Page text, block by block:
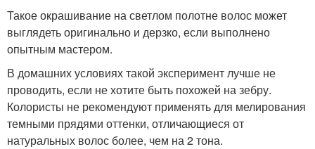
Такое окрашивание на светлом полотне волос может
выглядеть оригинально и дерзко, если выполнено
опытным мастером.
В домашних условиях такой эксперимент лучше не
проводить, если не хотите быть похожей на зебру.
Колористы не рекомендуют применять для мелирования
темными прядями оттенки, отличающиеся от
натуральных волос более, чем на 2 тона.